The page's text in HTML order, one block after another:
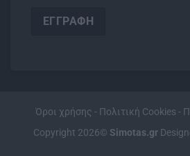
Όροι χρήσης - Πολιτική Cookies -
Copyright 2026© Simotas.gr